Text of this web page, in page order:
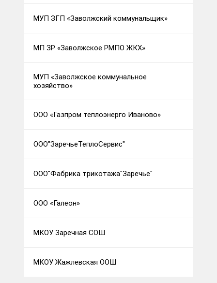
МУП ЗГП «Заволжский коммунальщик»
МП ЗР «Заволжское РМПО ЖКХ»
МУП «Заволжское коммунальное
хозяйство»
ООО «Газпром теплоэнерго Иваново»
ООО"ЗаречьеТеплоСервис"
ООО"Фабрика трикотажа"Заречье"
ООО «Галеон»
МКОУ Заречная СОШ
МКОУ Жажлевская ООШ